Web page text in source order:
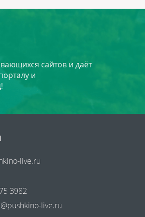
сайтов и даёт
и
live.ru
3982
live.ru